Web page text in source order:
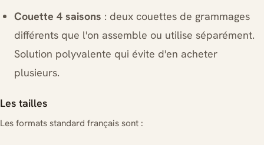
Couette 4 saisons : deux couettes de grammages
différents que l'on assemble ou utilise séparément.
Solution polyvalente qui évite d'en acheter
plusieurs.
Les tailles
Les formats standard français sont :